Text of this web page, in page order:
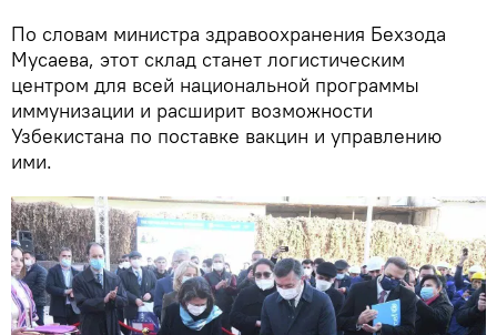
По словам министра здравоохранения Бехзода
Мусаева, этот склад станет логистическим
центром для всей национальной программы
иммунизации и расширит возможности
Узбекистана по поставке вакцин и управлению
ими.